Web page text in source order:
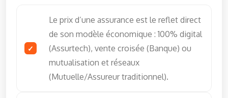
Le prix d’une assurance est le reflet direct
de son modèle économique : 100% digital
(Assurtech), vente croisée (Banque) ou
mutualisation et réseaux
(Mutuelle/Assureur traditionnel).